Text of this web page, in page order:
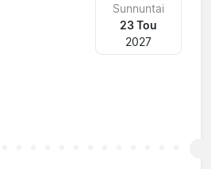
Sunnuntai
23 Tou
2027